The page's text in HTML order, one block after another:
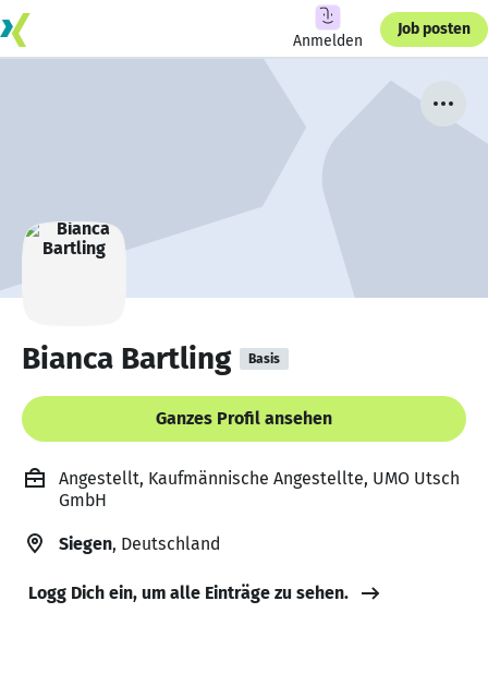
Anmelden
Job posten
Bianca Bartling Basis
Ganzes Profil ansehen
Angestellt, Kaufmännische Angestellte, UMO Utsch
GmbH
Siegen, Deutschland
Logg Dich ein, um alle Einträge zu sehen.